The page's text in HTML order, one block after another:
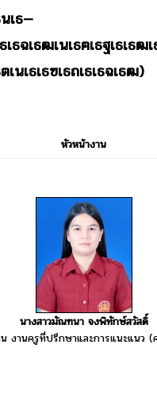
นเธ—
เธฉเธฒเนเธฅเธฐเธเธฒเธ
นเธเธฃเธถเธเธฉเธฒ)
หัวหน้างาน
นางสาวมัณฑนา จงพิทักษ์สวัสดิ์
งานครูที่ปรึกษาและการแนะแนว